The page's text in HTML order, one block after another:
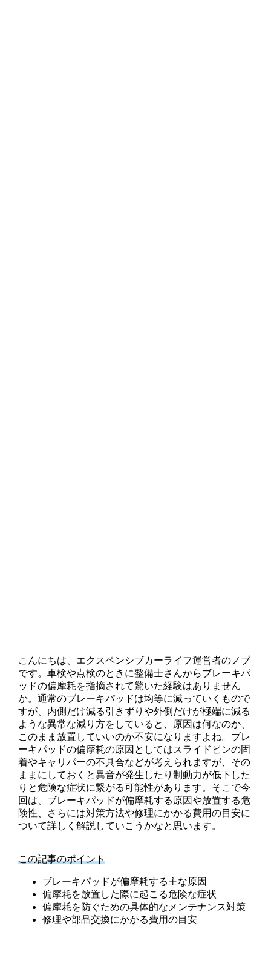
こんにちは、エクスペンシブカーライフ運営者のノブ
です。車検や点検のときに整備士さんからブレーキパ
ッドの偏摩耗を指摘されて驚いた経験はありません
か。通常のブレーキパッドは均等に減っていくもので
すが、内側だけ減る引きずりや外側だけが極端に減る
ような異常な減り方をしていると、原因は何なのか、
このまま放置していいのか不安になりますよね。ブレ
ーキパッドの偏摩耗の原因としてはスライドピンの固
着やキャリパーの不具合などが考えられますが、その
ままにしておくと異音が発生したり制動力が低下した
りと危険な症状に繋がる可能性があります。そこで今
回は、ブレーキパッドが偏摩耗する原因や放置する危
険性、さらには対策方法や修理にかかる費用の目安に
ついて詳しく解説していこうかなと思います。
この記事のポイント
ブレーキパッドが偏摩耗する主な原因
偏摩耗を放置した際に起こる危険な症状
偏摩耗を防ぐための具体的なメンテナンス対策
修理や部品交換にかかる費用の目安